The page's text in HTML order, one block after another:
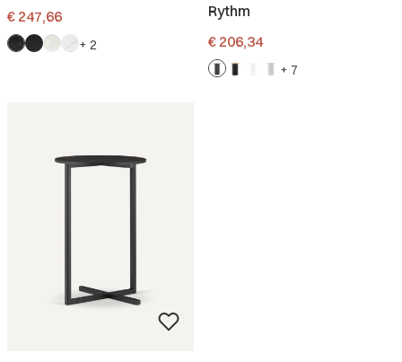
Prijs
€ 247,66
+ 2
Rythm
Prijs
€ 206,34
+ 7